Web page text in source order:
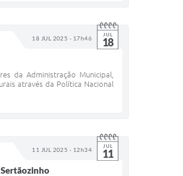
18 JUL 2025 - 17h46 JUL
18
da Administração Municipal,
através da Política Nacional
11 JUL 2025 - 12h34 JUL
11